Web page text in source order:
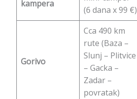
kampera
(6 dana x 99 €)
Gorivo
Cca 490 km
rute (Baza –
Slunj – Plitvice
– Gacka –
Zadar –
povratak)